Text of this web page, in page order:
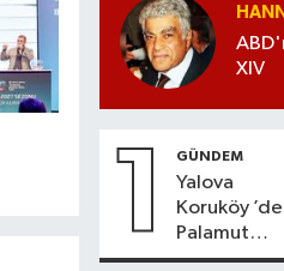
XIV
1 GÜNDEM
Yalova
Koruköy ’de
Palamut
Sezonu